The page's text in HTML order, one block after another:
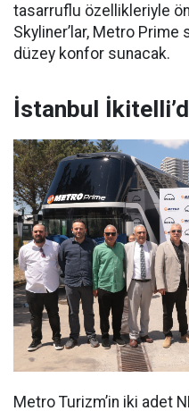
tasarruflu özellikleriyle
Skyliner’lar, Metro
düzey konfor sunacak.
İstanbul
Metro Turizm’in iki adet